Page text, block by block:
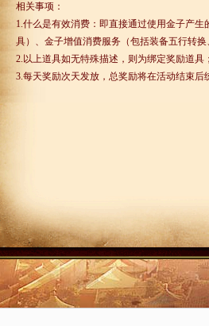
相关事项：
1.什么是有效消费：即直接通过使用金子产
具）、金子增值消费服务（包括装备五行转
2. 以上道具如无特殊描述，则为绑定奖励道具；
3.每天奖励次天发放，总奖励将在活动结束后